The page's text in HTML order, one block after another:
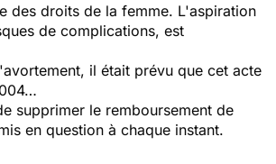
des droits de la femme. L'aspiration
de complications, est
il était prévu que cet acte
supprimer le remboursement de
en question à chaque instant.